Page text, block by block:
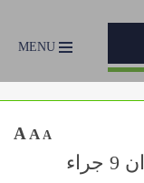
MENU
A A A
الصين.. مصرع 39 شخصا وفقدان 9 جراء